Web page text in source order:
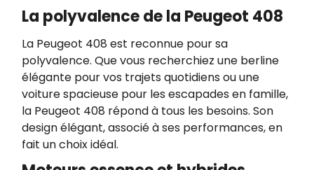
La polyvalence de la Peugeot 408
La Peugeot 408 est reconnue pour sa
polyvalence. Que vous recherchiez une berline
élégante pour vos trajets quotidiens ou une
voiture spacieuse pour les escapades en famille,
la Peugeot 408 répond à tous les besoins. Son
design élégant, associé à ses performances, en
fait un choix idéal.